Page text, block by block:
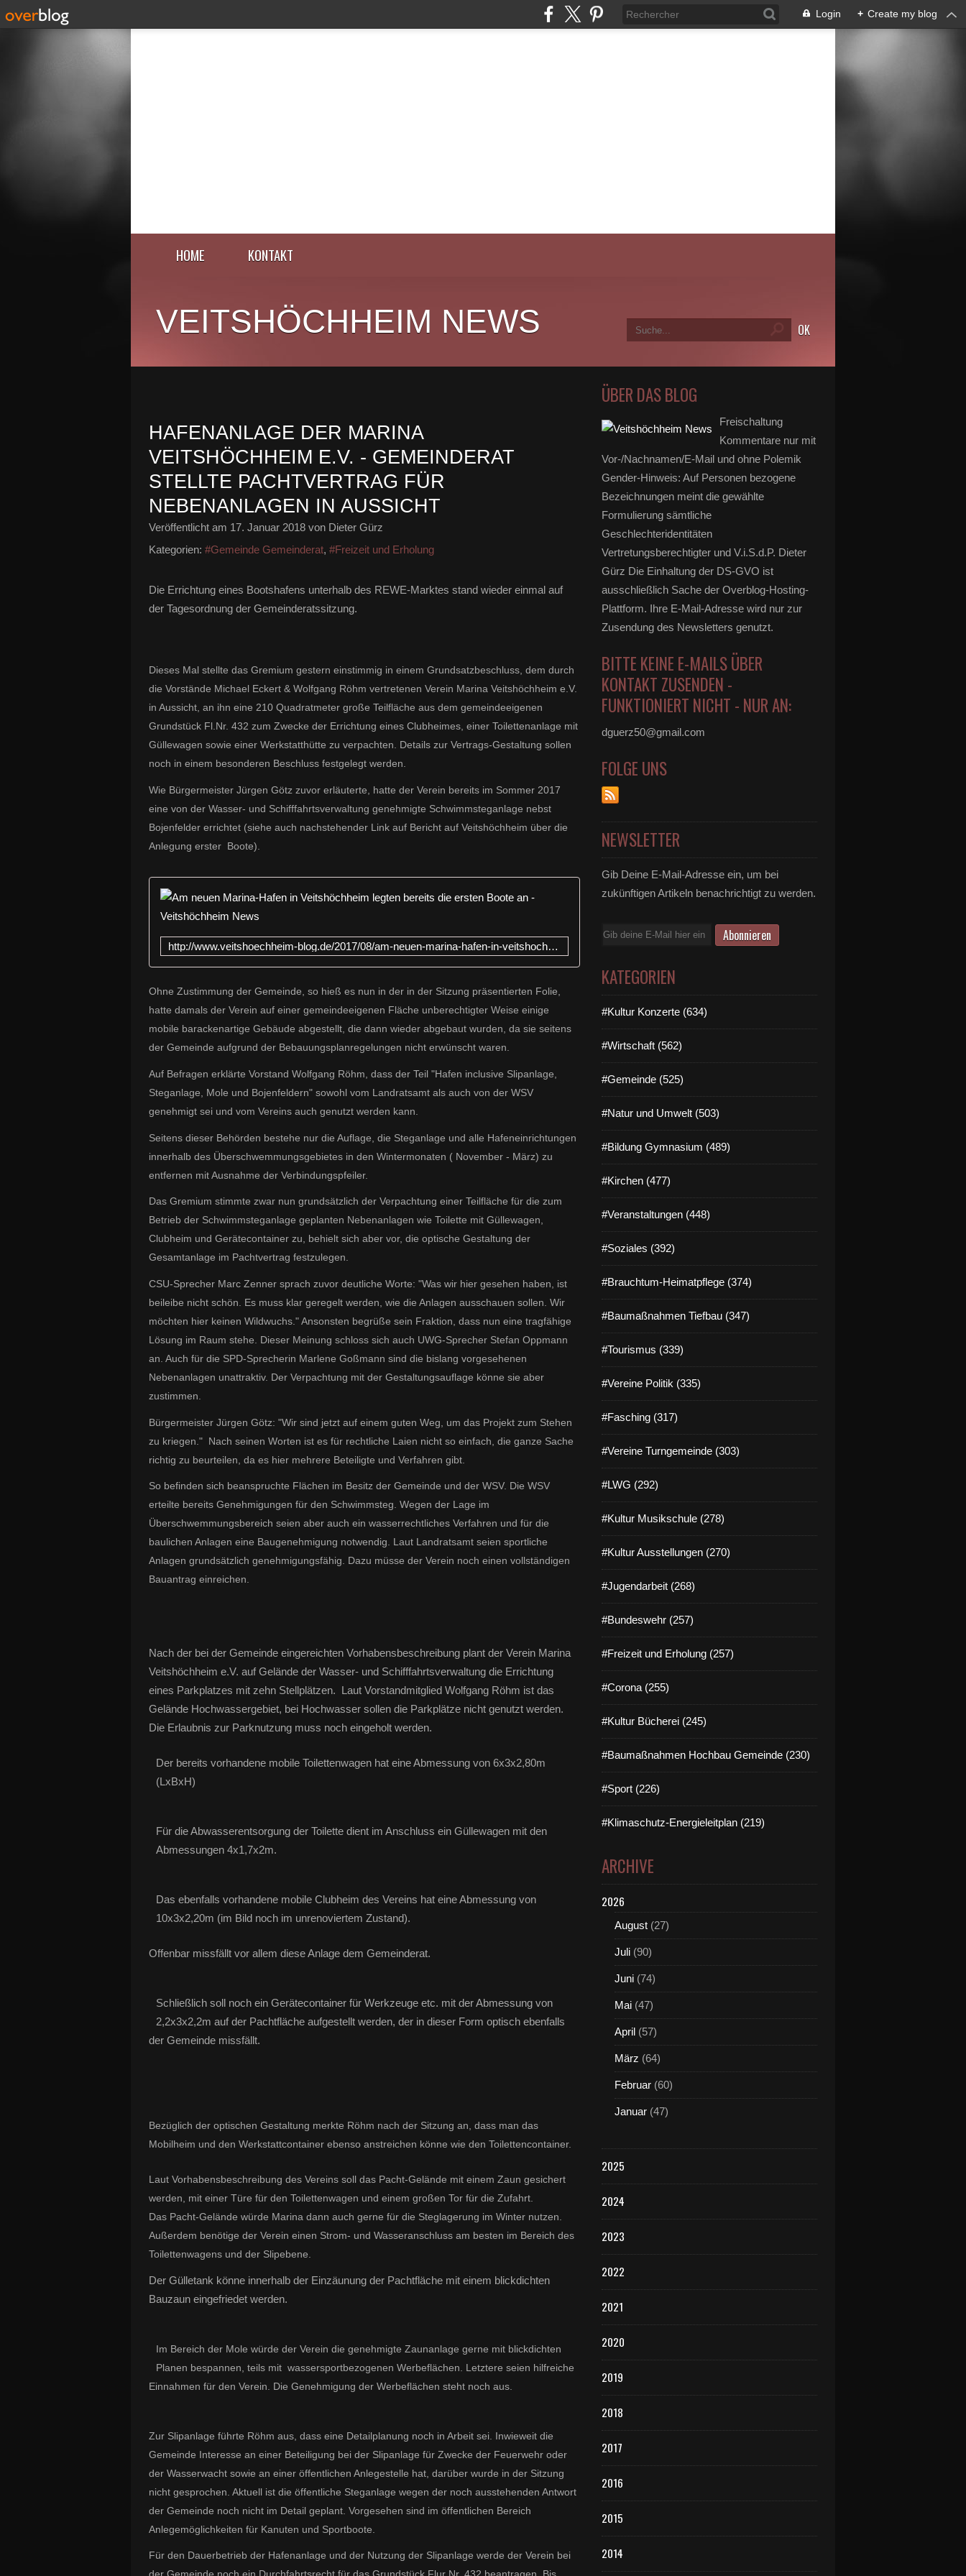
Login + Create my blog
HOME KONTAKT
VEITSHÖCHHEIM NEWS
HAFENANLAGE DER MARINA
VEITSHÖCHHEIM E.V. - GEMEINDERAT
STELLTE PACHTVERTRAG FÜR
NEBENANLAGEN IN AUSSICHT
Veröffentlicht am 17. Januar 2018 von Dieter Gürz
Kategorien: #Gemeinde Gemeinderat, #Freizeit und Erholung
Die Errichtung eines Bootshafens unterhalb des REWE-Marktes stand wieder einmal auf
der Tagesordnung der Gemeinderatssitzung.
Dieses Mal stellte das Gremium gestern einstimmig in einem Grundsatzbeschluss, dem durch
die Vorstände Michael Eckert & Wolfgang Röhm vertretenen Verein Marina Veitshöchheim e.V.
in Aussicht, an ihn eine 210 Quadratmeter große Teilfläche aus dem gemeindeeigenen
Grundstück Fl.Nr. 432 zum Zwecke der Errichtung eines Clubheimes, einer Toilettenanlage mit
Güllewagen sowie einer Werkstatthütte zu verpachten. Details zur Vertrags-Gestaltung sollen
noch in einem besonderen Beschluss festgelegt werden.
Wie Bürgermeister Jürgen Götz zuvor erläuterte, hatte der Verein bereits im Sommer 2017
eine von der Wasser- und Schifffahrtsverwaltung genehmigte Schwimmsteganlage nebst
Bojenfelder errichtet (siehe auch nachstehender Link auf Bericht auf Veitshöchheim über die
Anlegung erster Boote).
Am neuen Marina-Hafen in Veitshöchheim legten bereits die
http://www.veitshoechheim-blog.de/2017/08/am-neuen-marina-hafen-in-veitshochheim-legten-bereits-die-ersten-boote-an.html
Ohne Zustimmung der Gemeinde, so hieß es nun in der in der Sitzung präsentierten Folie,
hatte damals der Verein auf einer gemeindeeigenen Fläche unberechtigter Weise einige
mobile barackenartige Gebäude abgestellt, die dann wieder abgebaut wurden, da sie seitens
der Gemeinde aufgrund der Bebauungsplanregelungen nicht erwünscht waren.
Auf Befragen erklärte Vorstand Wolfgang Röhm, dass der Teil "Hafen inclusive Slipanlage,
Steganlage, Mole und Bojenfeldern" sowohl vom Landratsamt als auch von der WSV
genehmigt sei und vom Vereins auch genutzt werden kann.
Seitens dieser Behörden bestehe nur die Auflage, die Steganlage und alle Hafeneinrichtungen
innerhalb des Überschwemmungsgebietes in den Wintermonaten ( November - März) zu
entfernen mit Ausnahme der Verbindungspfeiler.
Das Gremium stimmte zwar nun grundsätzlich der Verpachtung einer Teilfläche für die zum
Betrieb der Schwimmsteganlage geplanten Nebenanlagen wie Toilette mit Güllewagen,
Clubheim und Gerätecontainer zu, behielt sich aber vor, die optische Gestaltung der
Gesamtanlage im Pachtvertrag festzulegen.
CSU-Sprecher Marc Zenner sprach zuvor deutliche Worte: "Was wir hier gesehen haben, ist
beileibe nicht schön. Es muss klar geregelt werden, wie die Anlagen ausschauen sollen. Wir
möchten hier keinen Wildwuchs." Ansonsten begrüße sein Fraktion, dass nun eine tragfähige
Lösung im Raum stehe. Dieser Meinung schloss sich auch UWG-Sprecher Stefan Oppmann
an. Auch für die SPD-Sprecherin Marlene Goßmann sind die bislang vorgesehenen
Nebenanlagen unattraktiv. Der Verpachtung mit der Gestaltungsauflage könne sie aber
zustimmen.
Bürgermeister Jürgen Götz: "Wir sind jetzt auf einem guten Weg, um das Projekt zum Stehen
zu kriegen." Nach seinen Worten ist es für rechtliche Laien nicht so einfach, die ganze Sache
richtig zu beurteilen, da es hier mehrere Beteiligte und Verfahren gibt.
So befinden sich beanspruchte Flächen im Besitz der Gemeinde und der WSV. Die WSV
erteilte bereits Genehmigungen für den Schwimmsteg. Wegen der Lage im
Überschwemmungsbereich seien aber auch ein wasserrechtliches Verfahren und für die
baulichen Anlagen eine Baugenehmigung notwendig. Laut Landratsamt seien sportliche
Anlagen grundsätzlich genehmigungsfähig. Dazu müsse der Verein noch einen vollständigen
Bauantrag einreichen.
Nach der bei der Gemeinde eingereichten Vorhabensbeschreibung plant der Verein Marina
Veitshöchheim e.V. auf Gelände der Wasser- und Schifffahrtsverwaltung die Errichtung
eines Parkplatzes mit zehn Stellplätzen. Laut Vorstandmitglied Wolfgang Röhm ist das
Gelände Hochwassergebiet, bei Hochwasser sollen die Parkplätze nicht genutzt werden.
Die Erlaubnis zur Parknutzung muss noch eingeholt werden.
Der bereits vorhandene mobile Toilettenwagen hat eine Abmessung von 6x3x2,80m
(LxBxH)
Für die Abwasserentsorgung der Toilette dient im Anschluss ein Güllewagen mit den
Abmessungen 4x1,7x2m.
Das ebenfalls vorhandene mobile Clubheim des Vereins hat eine Abmessung von
10x3x2,20m (im Bild noch im unrenoviertem Zustand).
Offenbar missfällt vor allem diese Anlage dem Gemeinderat.
Schließlich soll noch ein Gerätecontainer für Werkzeuge etc. mit der Abmessung von
2,2x3x2,2m auf der Pachtfläche aufgestellt werden, der in dieser Form optisch ebenfalls
der Gemeinde missfällt.
Bezüglich der optischen Gestaltung merkte Röhm nach der Sitzung an, dass man das
Mobilheim und den Werkstattcontainer ebenso anstreichen könne wie den Toilettencontainer.
Laut Vorhabensbeschreibung des Vereins soll das Pacht-Gelände mit einem Zaun gesichert
werden, mit einer Türe für den Toilettenwagen und einem großen Tor für die Zufahrt.
Das Pacht-Gelände würde Marina dann auch gerne für die Steglagerung im Winter nutzen.
Außerdem benötige der Verein einen Strom- und Wasseranschluss am besten im Bereich des
Toilettenwagens und der Slipebene.
Der Gülletank könne innerhalb der Einzäunung der Pachtfläche mit einem blickdichten
Bauzaun eingefriedet werden.
Im Bereich der Mole würde der Verein die genehmigte Zaunanlage gerne mit blickdichten
Planen bespannen, teils mit wassersportbezogenen Werbeflächen. Letztere seien hilfreiche
Einnahmen für den Verein. Die Genehmigung der Werbeflächen steht noch aus.
Zur Slipanlage führte Röhm aus, dass eine Detailplanung noch in Arbeit sei. Inwieweit die
Gemeinde Interesse an einer Beteiligung bei der Slipanlage für Zwecke der Feuerwehr oder
der Wasserwacht sowie an einer öffentlichen Anlegestelle hat, darüber wurde in der Sitzung
nicht gesprochen. Aktuell ist die öffentliche Steganlage wegen der noch ausstehenden Antwort
der Gemeinde noch nicht im Detail geplant. Vorgesehen sind im öffentlichen Bereich
Anlegemöglichkeiten für Kanuten und Sportboote.
Für den Dauerbetrieb der Hafenanlage und der Nutzung der Slipanlage werde der Verein bei
ÜBER DAS BLOG
Freischaltung
Kommentare nur mit
Vor-/Nachnamen/E-Mail und ohne Polemik
Gender-Hinweis: Auf Personen bezogene
Bezeichnungen meint die gewählte
Formulierung sämtliche
Geschlechteridentitäten
Vertretungsberechtigter und V.i.S.d.P. Dieter
Gürz Die Einhaltung der DS-GVO ist
ausschließlich Sache der Overblog-Hosting-
Plattform. Ihre E-Mail-Adresse wird nur zur
Zusendung des Newsletters genutzt.
BITTE KEINE E-MAILS ÜBER
KONTAKT ZUSENDEN -
FUNKTIONIERT NICHT - NUR AN:
dguerz50@gmail.com
FOLGE UNS
NEWSLETTER
Gib Deine E-Mail-Adresse ein, um bei
zukünftigen Artikeln benachrichtigt zu werden.
E-
KATEGORIEN
#Kultur Konzerte (634)
#Wirtschaft (562)
#Gemeinde (525)
#Natur und Umwelt (503)
#Bildung Gymnasium (489)
#Kirchen (477)
#Veranstaltungen (448)
#Soziales (392)
#Brauchtum-Heimatpflege (374)
#Baumaßnahmen Tiefbau (347)
#Tourismus (339)
#Vereine Politik (335)
#Fasching (317)
#Vereine Turngemeinde (303)
#LWG (292)
#Kultur Musikschule (278)
#Kultur Ausstellungen (270)
#Jugendarbeit (268)
#Bundeswehr (257)
#Freizeit und Erholung (257)
#Corona (255)
#Kultur Bücherei (245)
#Baumaßnahmen Hochbau Gemeinde (230)
#Sport (226)
#Klimaschutz-Energieleitplan (219)
ARCHIVE
2026
August (27)
Juli (90)
Juni (74)
Mai (47)
April (57)
März (64)
Februar (60)
Januar (47)
2025
2024
2023
2022
2021
2020
2019
2018
2017
2016
2015
2014